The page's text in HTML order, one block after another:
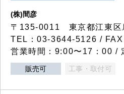
(株)間彦
〒135-0011 東京都江東区
TEL：03-3644-5126 /
営業時間：9:00〜17：00 /
販売可 工事・取付可